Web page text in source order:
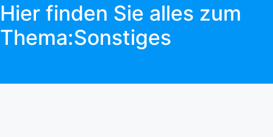
Hier finden Sie alles zum
Thema:Sonstiges